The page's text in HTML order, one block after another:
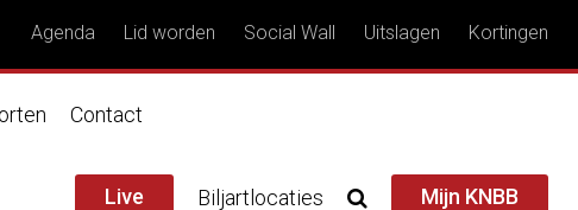
Agenda Lid worden Social Wall Uitslagen Kortingen
Contact
Live Biljartlocaties Mijn KNBB